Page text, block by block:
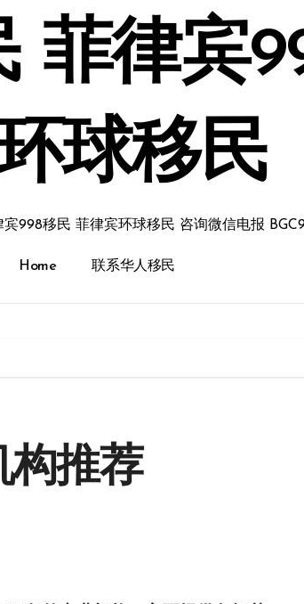
菲律宾
球移民
998移民 菲律宾环球移民 咨询微信电报
Home 联系华人移民
构推荐